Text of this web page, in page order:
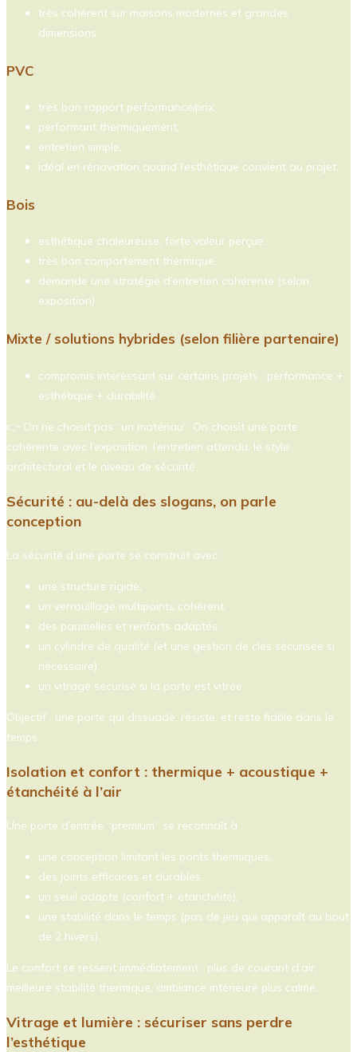
très cohérent sur maisons modernes et grandes
dimensions.
PVC
très bon rapport performance/prix,
performant thermiquement,
entretien simple,
idéal en rénovation quand l’esthétique convient au projet.
Bois
esthétique chaleureuse, forte valeur perçue,
très bon comportement thermique,
demande une stratégie d’entretien cohérente (selon
exposition).
Mixte / solutions hybrides (selon filière partenaire)
compromis intéressant sur certains projets : performance +
esthétique + durabilité.
👉 On ne choisit pas “un matériau”. On choisit une porte
cohérente avec l’exposition, l’entretien attendu, le style
architectural et le niveau de sécurité.
Sécurité : au-delà des slogans, on parle
conception
La sécurité d’une porte se construit avec :
une structure rigide,
un verrouillage multipoints cohérent,
des paumelles et renforts adaptés,
un cylindre de qualité (et une gestion de clés sécurisée si
nécessaire),
un vitrage sécurisé si la porte est vitrée.
Objectif : une porte qui dissuade, résiste, et reste fiable dans le
temps.
Isolation et confort : thermique + acoustique +
étanchéité à l’air
Une porte d’entrée “premium” se reconnaît à :
une conception limitant les ponts thermiques,
des joints efficaces et durables,
un seuil adapté (confort + étanchéité),
une stabilité dans le temps (pas de jeu qui apparaît au bout
de 2 hivers).
Le confort se ressent immédiatement : plus de courant d’air,
meilleure stabilité thermique, ambiance intérieure plus calme.
Vitrage et lumière : sécuriser sans perdre
l’esthétique